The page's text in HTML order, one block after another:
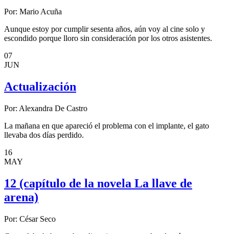
Por: Mario Acuña
Aunque estoy por cumplir sesenta años, aún voy al cine solo y
escondido porque lloro sin consideración por los otros asistentes.
07
JUN
Actualización
Por: Alexandra De Castro
La mañana en que apareció el problema con el implante, el gato
llevaba dos días perdido.
16
MAY
12 (capítulo de la novela La llave de
arena)
Por: César Seco